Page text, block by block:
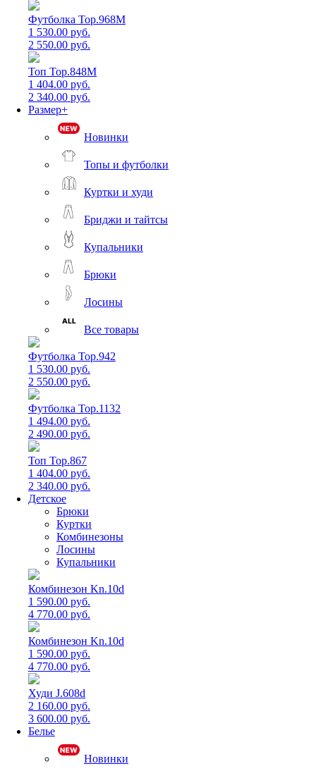
Футболка Top.968M
1 530.00 руб.
2 550.00 руб.
Топ Top.848M
1 404.00 руб.
2 340.00 руб.
Размер+
Новинки
Топы и футболки
Куртки и худи
Бриджи и тайтсы
Купальники
Брюки
Лосины
Все товары
Футболка Top.942
1 530.00 руб.
2 550.00 руб.
Футболка Top.1132
1 494.00 руб.
2 490.00 руб.
Топ Top.867
1 404.00 руб.
2 340.00 руб.
Детское
Брюки
Куртки
Комбинезоны
Лосины
Купальники
Комбинезон Kn.10d
1 590.00 руб.
4 770.00 руб.
Комбинезон Kn.10d
1 590.00 руб.
4 770.00 руб.
Худи J.608d
2 160.00 руб.
3 600.00 руб.
Белье
Новинки